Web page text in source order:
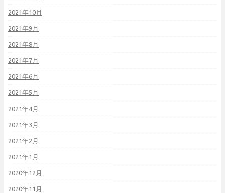
2021年10月
2021年9月
2021年8月
2021年7月
2021年6月
2021年5月
2021年4月
2021年3月
2021年2月
2021年1月
2020年12月
2020年11月